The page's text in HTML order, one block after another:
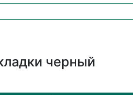
черный